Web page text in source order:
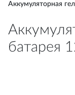
Аккумуляторная
батарея